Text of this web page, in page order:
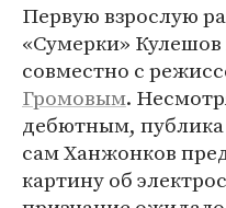
Первую взрослую
«Сумерки» Кулешов
совместно с
Громовым.
дебютным, публика
сам Ханжонков
картину об